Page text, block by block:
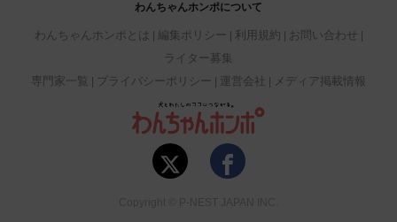
わんちゃんホンポについて
わんちゃんホンポとは 編集ポリシー 利用規約
お問い合わせ
ライター募集
専門家一覧
プライバシーポリシー 運営会社 メディア掲載情報